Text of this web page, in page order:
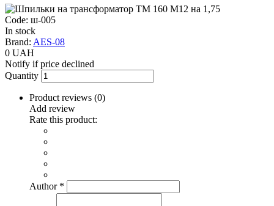
Code: ш-005
In stock
Brand: AES-08
0 UAH
Notify if price declined
Quantity
Product reviews (0)
Add review
Rate this product:
Author *